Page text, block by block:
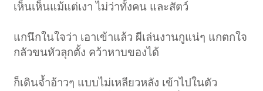
เห็นเห็นแม้แต่เงา ไม่ว่าทั้งคน และสัตว์
แกนึกในใจว่า เอาเข้าแล้ว ผีเล่นงานกูแน่ๆ แกตกใจ
กลัวขนหัวลุกตั้ง คว้าหาบของได้
ก็เดินจ้ำอ้าวๆ แบบไม่เหลียวหลัง เข้าไปในตัว